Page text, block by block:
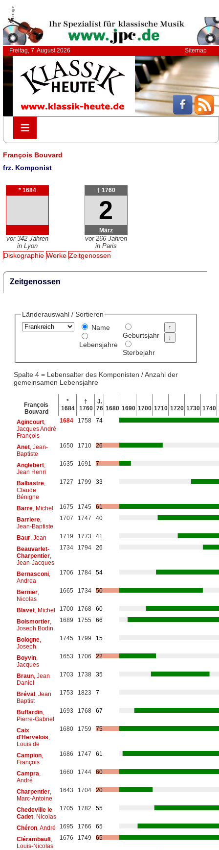
Anzeige
Freitag, 7. August 2026 Sitemap
≡
≡
François Bouvard
frz. Komponist
* 1684
vor 342 Jahren
in Lyon
† 1760
2
März
vor 266 Jahren
in Paris
Diskographie Werke Zeitgenossen
Zeitgenossen
Länderauswahl / Sortieren
Name
Lebensjahre
Geburtsjahr
Sterbejahr
Spalte 4 = Lebensalter des Komponisten / Anzahl der
gemeinsamen Lebensjahre
François
Bouvard
*
1684
†
1760
J.
76 1680 1690 1700 1710 1720 1730 1740
Agincourt,
Jacques André
François
1684 1758 74
Anet, Jean-
Baptiste
1650 1710 26
Anglebert,
Jean Henri
1635 1691 7
Balbastre,
Claude
Bénigne
1727 1799 33
Barre, Michel 1675 1745
61
Barriere,
Jean-Baptiste
1707 1747 40
Baur, Jean 1719 1773
41
Beauvarlet-
Charpentier,
Jean-Jacques
1734 1794 26
Bernasconi,
Andrea
1706 1784 54
Bernier,
Nicolas
1665 1734 50
Blavet, Michel 1700 1768
60
Boismortier,
Joseph Bodin
1689 1755 66
Bologne,
Joseph
1745 1799 15
Boyvin,
Jacques
1653 1706 22
Braun, Jean
Daniel
1703 1738 35
Bréval, Jean
Baptist
1753 1823 7
Buffardin,
Pierre-Gabriel
1693 1768 67
Caix
d'Hervelois
Louis de
1680 1759 75
Campion,
François
1686 1747 61
Campra
André
1660 1744 60
Charpentier,
Marc-Antoine
1643 1704 20
Chedeville le
Cadet, Nicolas
1705 1782 55
Chéron, André 1695 1766
65
Clérambault,
Louis-Nicolas
1676 1749 65